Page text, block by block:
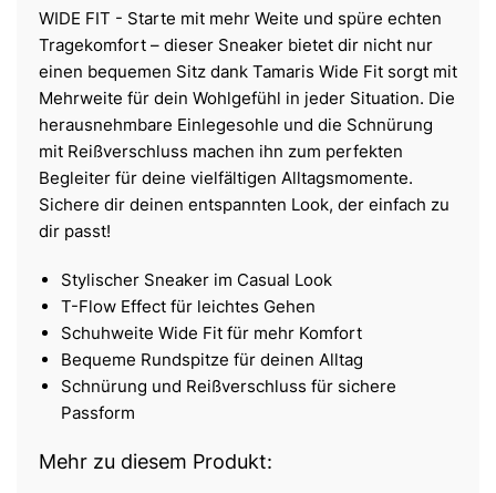
WIDE FIT - Starte mit mehr Weite und spüre echten
Tragekomfort – dieser Sneaker bietet dir nicht nur
einen bequemen Sitz dank Tamaris Wide Fit sorgt mit
Mehrweite für dein Wohlgefühl in jeder Situation. Die
herausnehmbare Einlegesohle und die Schnürung
mit Reißverschluss machen ihn zum perfekten
Begleiter für deine vielfältigen Alltagsmomente.
Sichere dir deinen entspannten Look, der einfach zu
dir passt!
Stylischer Sneaker im Casual Look
T-Flow Effect für leichtes Gehen
Schuhweite Wide Fit für mehr Komfort
Bequeme Rundspitze für deinen Alltag
Schnürung und Reißverschluss für sichere
Passform
Mehr zu diesem Produkt: